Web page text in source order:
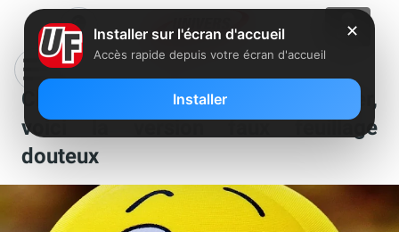
Clin d’oeil : après l’antenne palmier,
voici la version faux feuillage
douteux
✕
Installer sur l'écran d'accueil
Accès rapide depuis votre écran d'accueil
Installer